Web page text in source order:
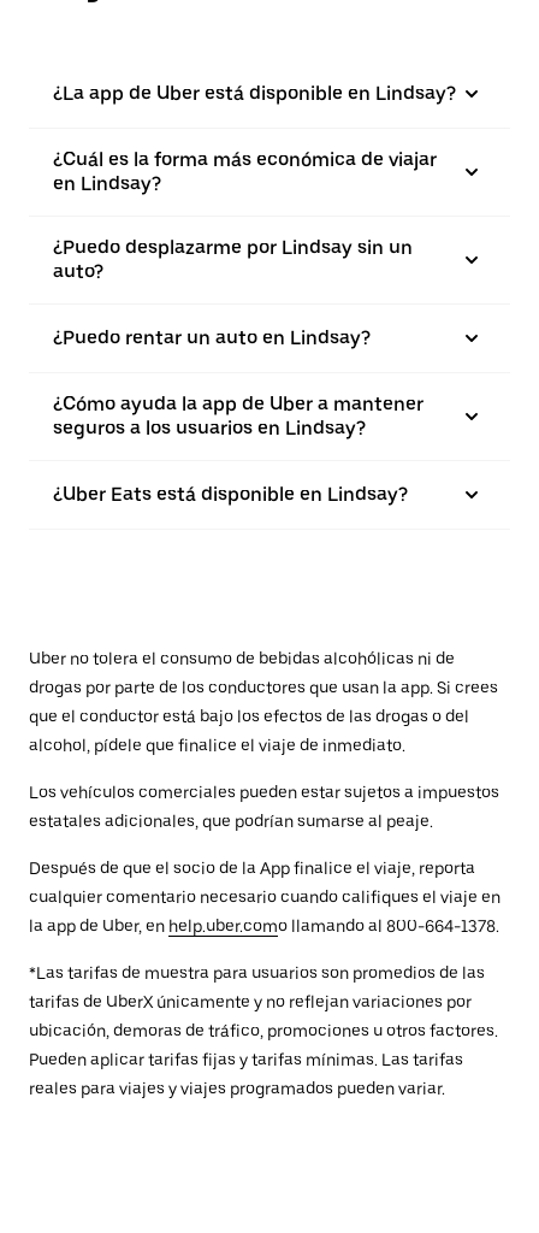
¿La app de Uber está disponible en Lindsay?
¿Cuál es la forma más económica de viajar
en Lindsay?
¿Puedo desplazarme por Lindsay sin un
auto?
¿Puedo rentar un auto en Lindsay?
¿Cómo ayuda la app de Uber a mantener
seguros a los usuarios en Lindsay?
¿Uber Eats está disponible en Lindsay?
Uber no tolera el consumo de bebidas alcohólicas ni de
drogas por parte de los conductores que usan la app. Si crees
que el conductor está bajo los efectos de las drogas o del
alcohol, pídele que finalice el viaje de inmediato.
Los vehículos comerciales pueden estar sujetos a impuestos
estatales adicionales, que podrían sumarse al peaje.
Después de que el socio de la App finalice el viaje, reporta
cualquier comentario necesario cuando califiques el viaje en
la app de Uber, en help.uber.como llamando al 800-664-1378.
*Las tarifas de muestra para usuarios son promedios de las
tarifas de UberX únicamente y no reflejan variaciones por
ubicación, demoras de tráfico, promociones u otros factores.
Pueden aplicar tarifas fijas y tarifas mínimas. Las tarifas
reales para viajes y viajes programados pueden variar.